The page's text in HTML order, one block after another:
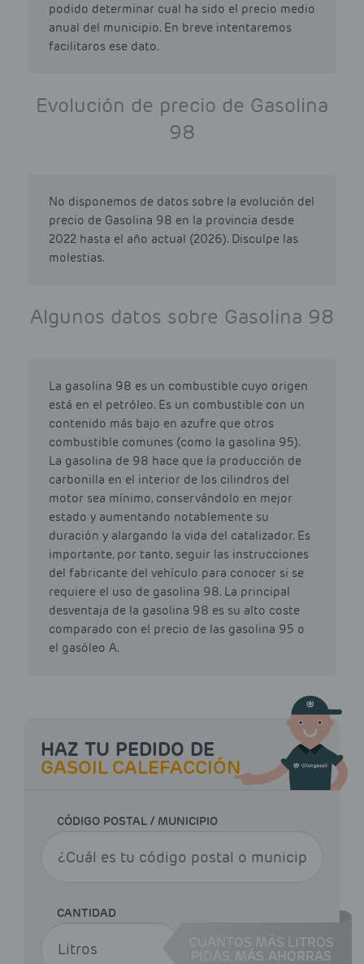
podido determinar cual ha sido el precio medio
anual del municipio. En breve intentaremos
facilitaros ese dato.
Evolución de precio de Gasolina
98
No disponemos de datos sobre la evolución del
precio de Gasolina 98 en la provincia desde
2022 hasta el año actual (2026). Disculpe las
molestias.
Algunos datos sobre Gasolina 98
La gasolina 98 es un combustible cuyo origen
está en el petróleo. Es un combustible con un
contenido más bajo en azufre que otros
combustible comunes (como la gasolina 95).
La gasolina de 98 hace que la producción de
carbonilla en el interior de los cilindros del
motor sea mínimo, conservándolo en mejor
estado y aumentando notablemente su
duración y alargando la vida del catalizador. Es
importante, por tanto, seguir las instrucciones
del fabricante del vehículo para conocer si se
requiere el uso de gasolina 98. La principal
desventaja de la gasolina 98 es su alto coste
comparado con el precio de las gasolina 95 o
el gasóleo A.
HAZ TU PEDIDO DE
GASOIL CALEFACCIÓN
CÓDIGO POSTAL / MUNICIPIO
CANTIDAD
CUANTOS MÁS LITROS
MÁS AHORRAS